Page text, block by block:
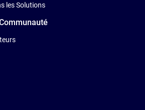
les Solutions